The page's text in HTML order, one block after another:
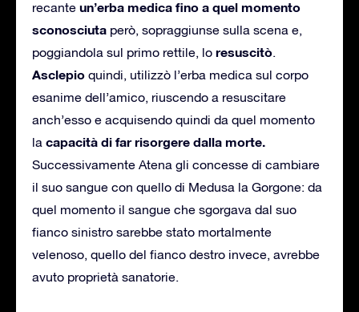
recante un’erba medica fino a quel momento
sconosciuta però, sopraggiunse sulla scena e,
poggiandola sul primo rettile, lo resuscitò.
Asclepio quindi, utilizzò l’erba medica sul corpo
esanime dell’amico, riuscendo a resuscitare
anch’esso e acquisendo quindi da quel momento
la capacità di far risorgere dalla morte.
Successivamente Atena gli concesse di cambiare
il suo sangue con quello di Medusa la Gorgone: da
quel momento il sangue che sgorgava dal suo
fianco sinistro sarebbe stato mortalmente
velenoso, quello del fianco destro invece, avrebbe
avuto proprietà sanatorie.